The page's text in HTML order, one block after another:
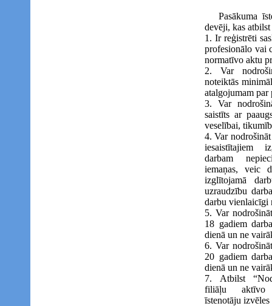
Pasākuma
devēji, kas
1. Ir reģistrēti
profesionālo vai
normatīvo aktu
2. Var
noteiktās
atalgojumam par
3. Var
saistīts ar
veselībai,
4. Var
iesaistītajiem
darbam
iemaņas, veic
izglītojamā
uzraudzību
darbu vienlaicīgi
5. Var
18 gadiem
dienā un ne
6. Var
20 gadiem
dienā un ne
7. Atbilst
filiāļu aktīvo
īstenotāju